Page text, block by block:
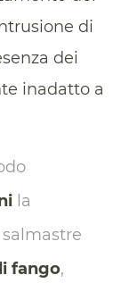
di
dei
inadatto a
la
fango,